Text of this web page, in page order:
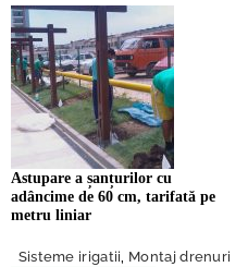
Astupare a șanțurilor cu
adâncime de 60 cm, tarifată pe
metru liniar
Sisteme irigatii, Montaj drenuri